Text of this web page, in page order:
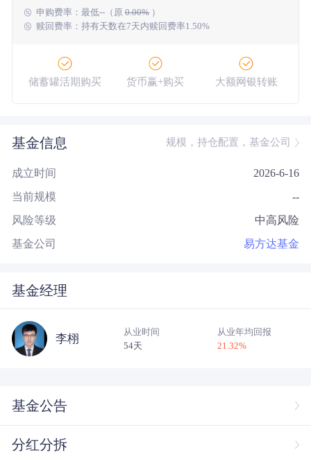
成立以来 -15.52 %
申购费率： 最低--（原 0.00%）
赎回费率：持有天数在7天内赎回费率1.50%
储蓄罐活期购买 货币赢+购买 大额网银转账
基金信息 规模，持仓配置，基金公司
成立时间 2026-6-16
当前规模 --
风险等级 中高风险
基金公司 易方达基金
基金经理
李栩
从业时间
54天
从业年均回报
21.32%
基金公告
分红分拆